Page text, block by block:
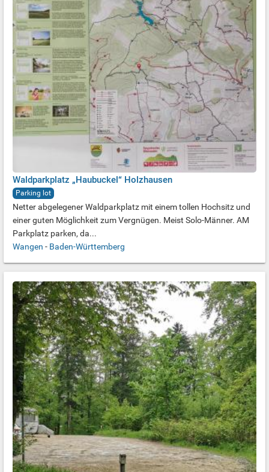
Waldparkplatz „Haubuckel“ Holzhausen
Parking lot
Netter abgelegener Waldparkplatz mit einem tollen Hochsitz und
einer guten Möglichkeit zum Vergnügen. Meist Solo-Männer. AM
Parkplatz parken, da...
Wangen - Baden-Württemberg